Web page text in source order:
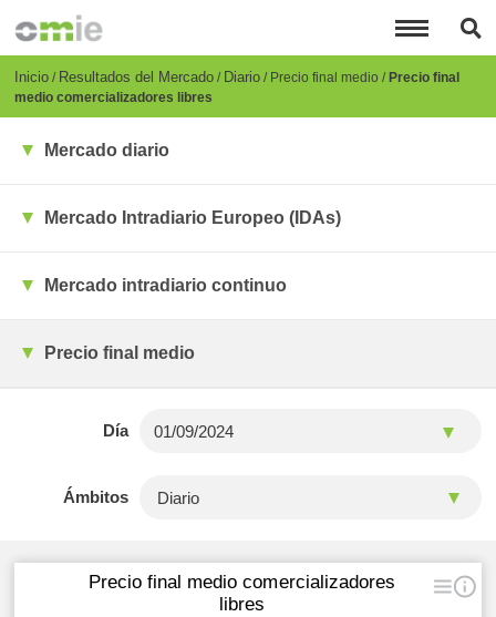
principal
Breadcrumb
Inicio Resultados del Mercado Diario Precio final medio Precio final
medio comercializadores libres
Mercado diario
Mercado Intradiario Europeo (IDAs)
Mercado intradiario continuo
Precio final medio
Día
Ámbitos
Precio final medio comercializadores
libres